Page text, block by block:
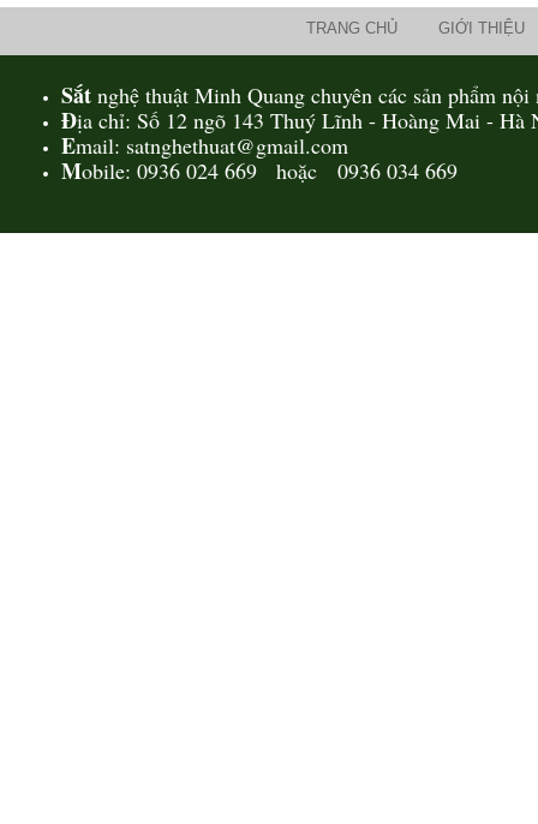
TRANG CHỦ GIỚI THIỆU
Sắt nghệ thuật Minh Quang chuyên các sản phẩm
Địa chỉ: Số 12 ngõ 143 Thuý Lĩnh - Hoàng Mai - Hà
Email: satnghethuat@gmail.com
Mobile: 0936 024 669 hoặc 0936 034 669